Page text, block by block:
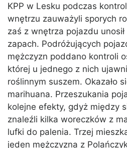
KPP w Lesku podczas
wnętrzu zauważyli sporych
zaś z wnętrza pojazdu
zapach. Podróżujących
mężczyzn poddano kontroli
której u jednego z nich
roślinnym suszem. Okazało
marihuana. Przeszukania
kolejne efekty, gdyż między
znaleźli kilka woreczków z
lufki do palenia. Trzej
jeden mężczyzna z